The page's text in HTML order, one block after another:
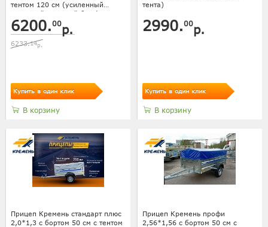
тентом 120 см (усиленный
передний и задний борт)
6200.00р.
6233.14р.
Купить в один клик
В корзину
тента)
2990.00р.
Купить в один клик
В корзину
Прицеп Кремень стандарт плюс
2,0*1,3 с бортом 50 см с тентом
Прицеп Кремень профи
2,56*1,56 с бортом 50 см с